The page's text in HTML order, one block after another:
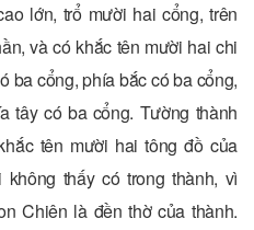
lớn, trổ mười hai cổng, trên
và có khắc tên mười hai chi
ba cổng, phía bắc có ba cổng,
tây có ba cổng. Tường thành
tên mười hai tông đồ của
thấy có trong thành, vì
Chiên là đền thờ của thành.